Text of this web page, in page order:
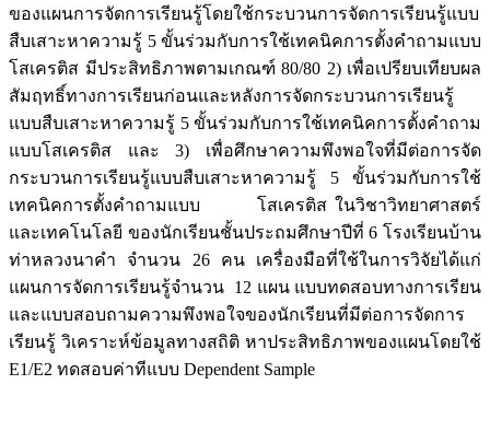
ของแผนการจัดการเรียนรู้โดยใช้กระบวนการจัดการเรียนรู้แบบ
สืบเสาะหาความรู้ 5 ขั้นร่วมกับการใช้เทคนิคการตั้งคำถามแบบ
โสเครติส มีประสิทธิภาพตามเกณฑ์ 80/80 2) เพื่อเปรียบเทียบผล
สัมฤทธิ์ทางการเรียนก่อนและหลังการจัดกระบวนการเรียนรู้
แบบสืบเสาะหาความรู้ 5 ขั้นร่วมกับการใช้เทคนิคการตั้งคำถาม
แบบโสเครติส และ 3) เพื่อศึกษาความพึงพอใจที่มีต่อการจัด
กระบวนการเรียนรู้แบบสืบเสาะหาความรู้ 5 ขั้นร่วมกับการใช้
เทคนิคการตั้งคำถามแบบ โสเครติส ในวิชาวิทยาศาสตร์
และเทคโนโลยี ของนักเรียนชั้นประถมศึกษาปีที่ 6 โรงเรียนบ้าน
ท่าหลวงนาคำ จำนวน 26 คน เครื่องมือที่ใช้ในการวิจัยได้แก่
แผนการจัดการเรียนรู้จำนวน 12 แผน แบบทดสอบทางการเรียน
และแบบสอบถามความพึงพอใจของนักเรียนที่มีต่อการจัดการ
เรียนรู้ วิเคราะห์ข้อมูลทางสถิติ หาประสิทธิภาพของแผนโดยใช้
E1/E2 ทดสอบค่าทีแบบ Dependent Sample